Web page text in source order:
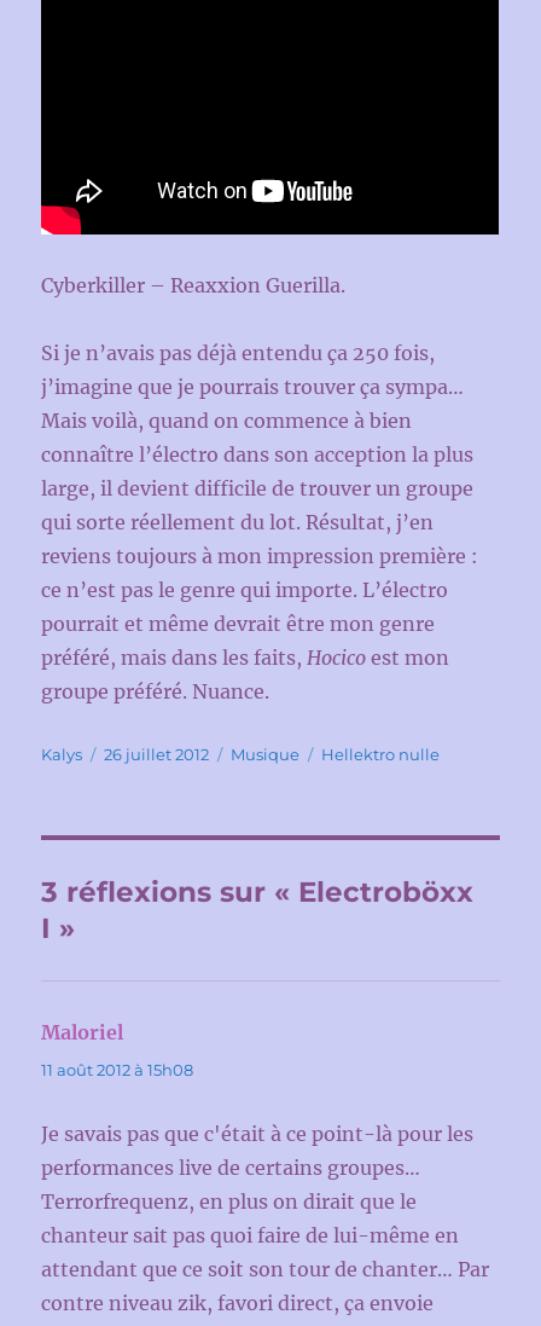
Cyberkiller – Reaxxion Guerilla.
Si je n’avais pas déjà entendu ça 250 fois,
j’imagine que je pourrais trouver ça sympa…
Mais voilà, quand on commence à bien
connaître l’électro dans son acception la plus
large, il devient difficile de trouver un groupe
qui sorte réellement du lot. Résultat, j’en
reviens toujours à mon impression première :
ce n’est pas le genre qui importe. L’électro
pourrait et même devrait être mon genre
préféré, mais dans les faits,Hocicoest mon
groupe préféré. Nuance.
Auteur
Kalys
Publié
26 juillet 2012 Catégories
Musique Étiquettes
Hellektro nulle
3 réflexions sur « Electroböxx
I »
Maloriel
11 août 2012 à 15h08
Je savais pas que c'était à ce point-là pour les
performances live de certains groupes…
Terrorfrequenz, en plus on dirait que le
chanteur sait pas quoi faire de lui-même en
attendant que ce soit son tour de chanter… Par
contre niveau zik, favori direct, ça envoie